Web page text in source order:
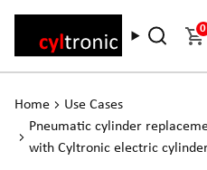
0
Home
Use Cases
Pneumatic cylinder
with Cyltronic electric